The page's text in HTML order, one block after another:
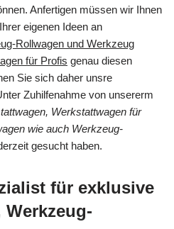
Anfertigen müssen wir Ihnen
eigenen Ideen an
Rollwagen und Werkzeug
für Profis genau diesen
Sie sich daher unsre
Zuhilfenahme von unsererm
Werkstattwagen für
wie auch Werkzeug-
gesucht haben.
für exklusive